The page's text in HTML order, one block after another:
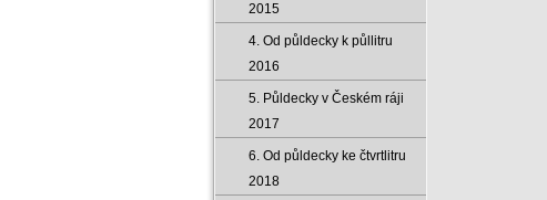
2015
4. Od půldecky k půllitru
2016
5. Půldecky v Českém ráji
2017
6. Od půldecky ke čtvrtlitru
2018